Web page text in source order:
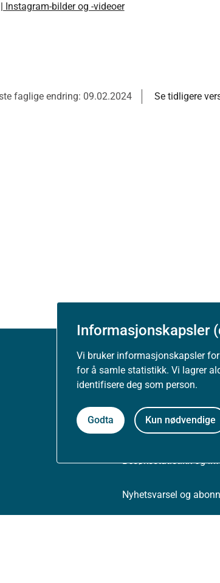
Informasjonskapsler
Vi bruker informasjonskapsler
for å samle statistikk. Vi lagrer
identifisere deg som person.
Godta Kun nødvendige
Instagram-bilder og -videoer
faglige endring: 09.02.2024 Se tidligere
Om nettstedet
Personvernerklæring
Besøksstatistikk og
Nyhetsvarsel og